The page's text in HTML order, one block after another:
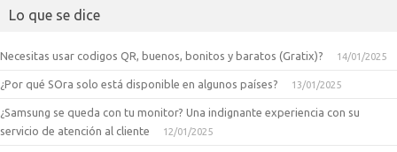
Lo que se dice
Necesitas usar codigos QR, buenos, bonitos y baratos (Gratix)? 14/01/2025
¿Por qué SOra solo está disponible en algunos países? 13/01/2025
¿Samsung se queda con tu monitor? Una indignante experiencia con su
servicio de atención al cliente
12/01/2025